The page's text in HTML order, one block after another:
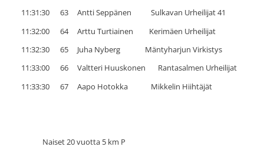
11:31:30 63 Antti Seppänen Sulkavan Urheilijat 41
11:32:00 64 Arttu Turtiainen Kerimäen Urheilijat
11:32:30 65 Juha Nyberg Mäntyharjun Virkistys
11:33:00 66 Valtteri Huuskonen Rantasalmen Urheilijat
11:33:30 67 Aapo Hotokka Mikkelin Hiihtäjät
Naiset 20 vuotta 5 km P